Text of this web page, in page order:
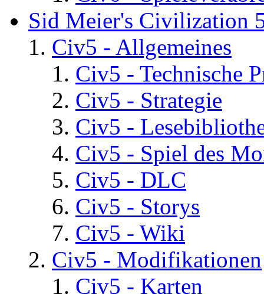
Sid Meier's Civilization
Civ5 - Allgemeines
Civ5 - Technische
Civ5 - Strategie
Civ5 -
Civ5 - Spiel des
Civ5 - DLC
Civ5 - Storys
Civ5 - Wiki
Civ5 - Modifikationen
Civ5 - Karten